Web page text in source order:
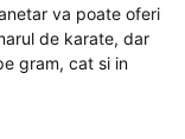
va poate oferi
de karate, dar
gram, cat si in